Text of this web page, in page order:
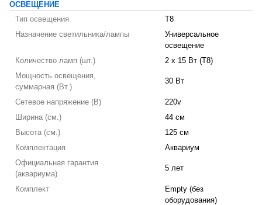
ОСВЕЩЕНИЕ
Тип освещения
T8
Назначение светильника/лампы
Универсальное
освещение
Количество ламп (шт.)
2 х 15 Вт (T8)
Мощность освещения,
суммарная (Вт.)
30 Вт
Сетевое напряжение (В)
220v
Ширина (см.)
44 см
Высота (см.)
125 см
Комплектация
Аквариум
Официальная гарантия
(аквариума)
5 лет
Комплект
Empty (без
оборудования)